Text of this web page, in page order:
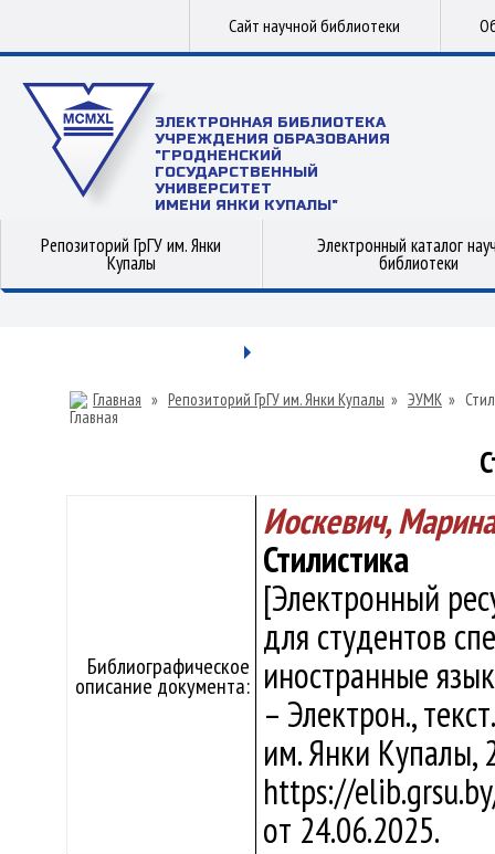
Сайт научной библиотеки
ЭЛЕКТРОННАЯ БИБЛИОТЕКА
УЧРЕЖДЕНИЯ ОБРАЗОВАНИЯ
"ГРОДНЕНСКИЙ
ГОСУДАРСТВЕННЫЙ
УНИВЕРСИТЕТ
ИМЕНИ ЯНКИ КУПАЛЫ"
Репозиторий ГрГУ им. Янки
Купалы
Электронный каталог
библиотеки
Главная » Репозиторий ГрГУ им. Янки Купалы » ЭУМК »
Библиографическое
описание документа:
Иоскевич,
Стилистика
[Электронный
для студентов
иностранные
– Электрон.,
им. Янки Купалы,
https://
от 24.06.2025.